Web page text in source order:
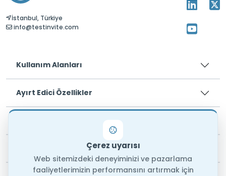
İstanbul, Türkiye
info@testinvite.com
Kullanım Alanları
Ayırt Edici Özellikler
Çerez uyarısı
Web sitemizdeki deneyiminizi ve pazarlama
faaliyetlerimizin performansını artırmak için